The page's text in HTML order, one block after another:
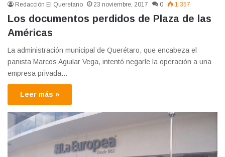
Redacción El Queretano 23 noviembre, 2017 0 1.357
Los documentos perdidos de Plaza de las
Américas
La administración municipal de Querétaro, que encabeza el
panista Marcos Aguilar Vega, intentó negarle la operación a una
empresa privada…
Leer más »